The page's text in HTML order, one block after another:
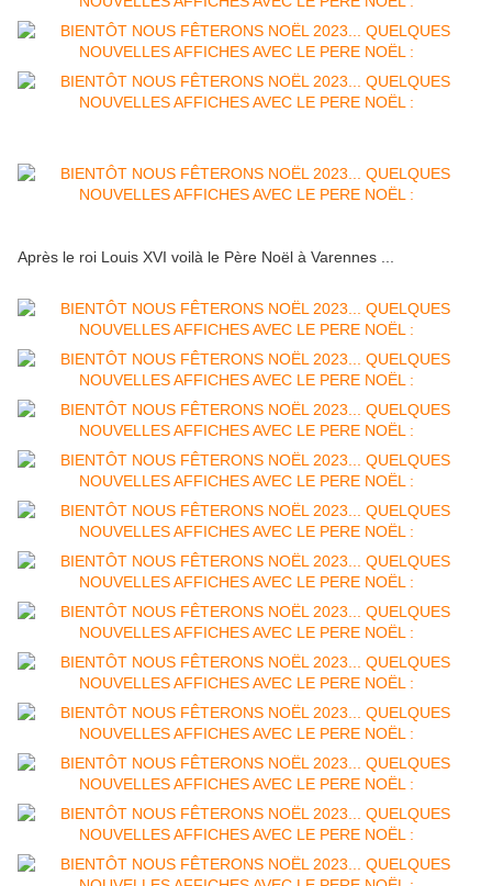
Après le roi Louis XVI voilà le Père Noël à Varennes ...